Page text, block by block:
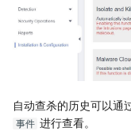
自动查杀的历史可以通
事件 进行查看。